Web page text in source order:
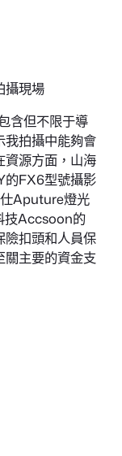
攝現場
含但不限于導
我拍攝中能夠會
資源方面，山海
的FX6型號攝影
Aputure燈光
技Accsoon的
險扣頭和人員保
關主要的資金支